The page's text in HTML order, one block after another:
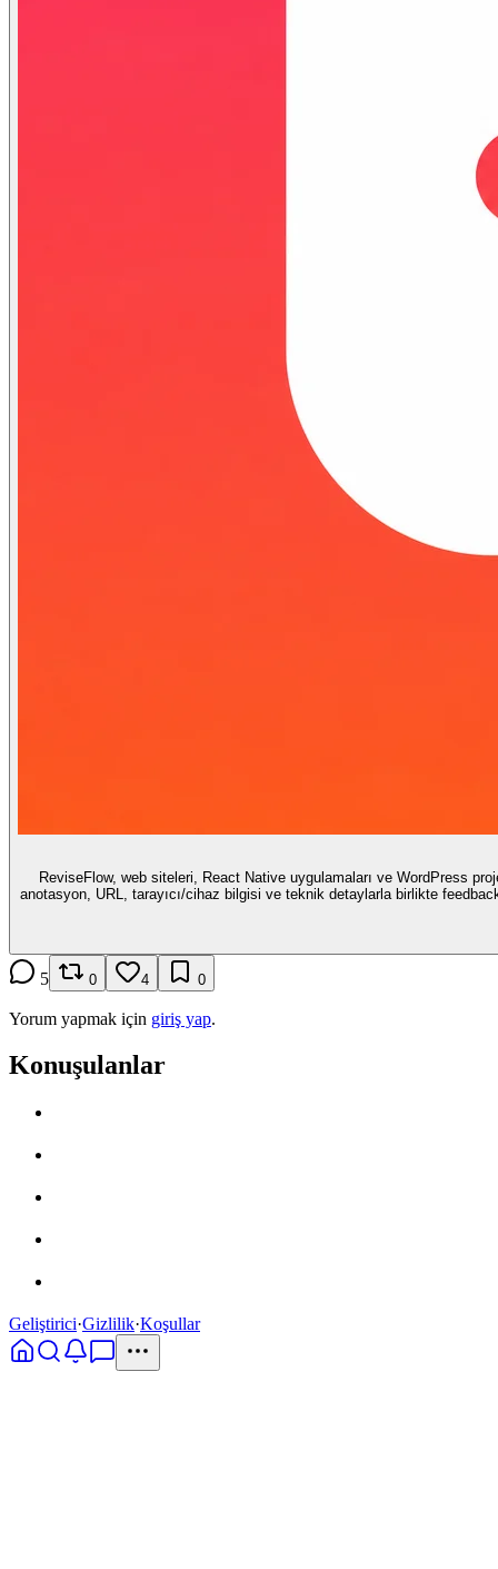
ReviseFlow, web siteleri, React Native uygulamaları ve WordPress
anotasyon, URL, tarayıcı/cihaz bilgisi ve teknik detaylarla birlikte feedback bırakabilir. Özellikle web ajansları, geliştiriciler ve ürün ekipleri için dağınık mail, WhatsApp ve ekran
5 0 4 0
Yorum yapmak için giriş yap.
Konuşulanlar
Geliştirici·Gizlilik·Koşullar